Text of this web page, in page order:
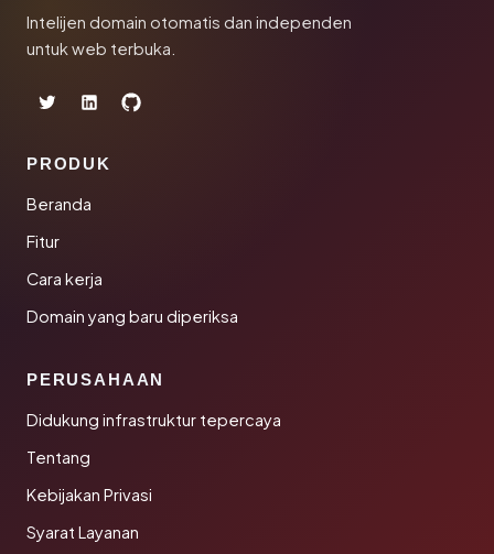
Intelijen domain otomatis dan independen
untuk web terbuka.
PRODUK
Beranda
Fitur
Cara kerja
Domain yang baru diperiksa
PERUSAHAAN
Didukung infrastruktur tepercaya
Tentang
Kebijakan Privasi
Syarat Layanan